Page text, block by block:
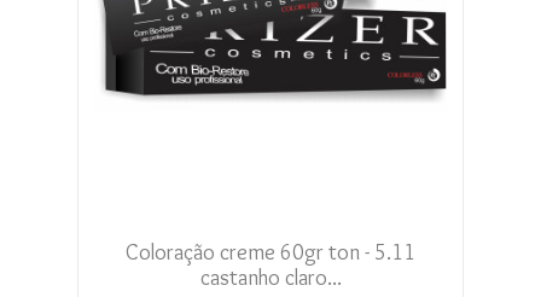
Coloração creme 60gr ton - 5.11
castanho claro...